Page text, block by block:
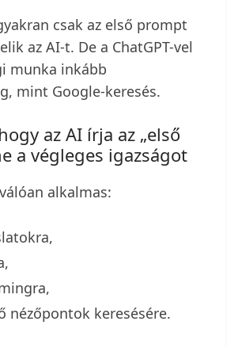
csak az első prompt
az AI-t. De a ChatGPT-vel
munka inkább
mint Google-keresés.
az AI írja az „első
a végleges igazságot
alkalmas:
nézőpontok keresésére.